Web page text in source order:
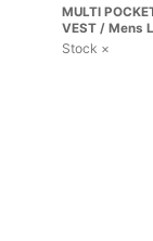
MULTI
VEST / Mens
Stock ×